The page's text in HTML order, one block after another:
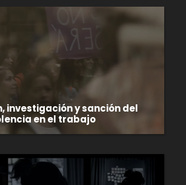
investigación y sanción del
en el trabajo